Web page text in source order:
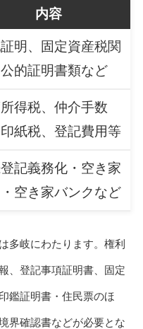
内容
明、固定資産税関
的証明書類など
得税、仲介手数
紙税、登記費用等
記義務化・空き家
空き家バンクなど
多岐にわたります。権利
、登記事項証明書、固定
鑑証明書・住民票のほ
界確認書などが必要とな